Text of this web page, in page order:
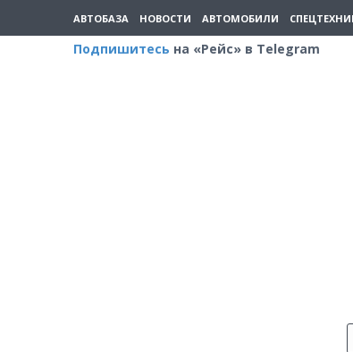
АВТОБАЗА НОВОСТИ АВТОМОБИЛИ
Подпишитесь на «Рейс» в Telegram